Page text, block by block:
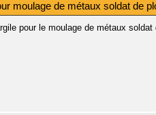
moulage de métaux soldat de
pour le moulage de métaux soldat